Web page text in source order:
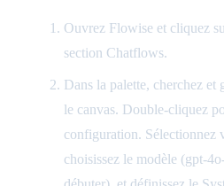
Ouvrez Flowise et cliquez
section Chatflows.
Dans la palette, cherchez et
le canvas. Double-cliquez
configuration. Sélectionnez
choisissez le modèle (gpt-